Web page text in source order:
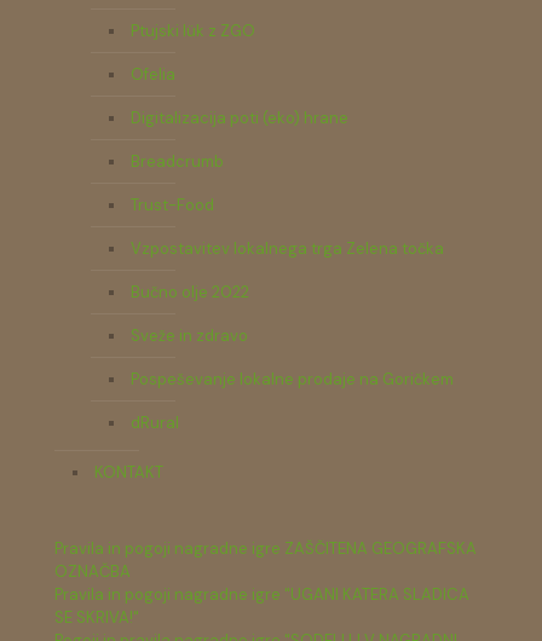
Ptujski lük z ZGO
Ofelia
Digitalizacija poti (eko) hrane
Breadcrumb
Trust-Food
Vzpostavitev lokalnega trga Zelena točka
Bučno olje 2022
Sveže in zdravo
Pospeševanje lokalne prodaje na Goričkem
dRural
KONTAKT
Pravila in pogoji nagradne igre ZAŠČITENA GEOGRAFSKA
OZNAČBA
Pravila in pogoji nagradne igre "UGANI KATERA SLADICA
SE SKRIVA!"